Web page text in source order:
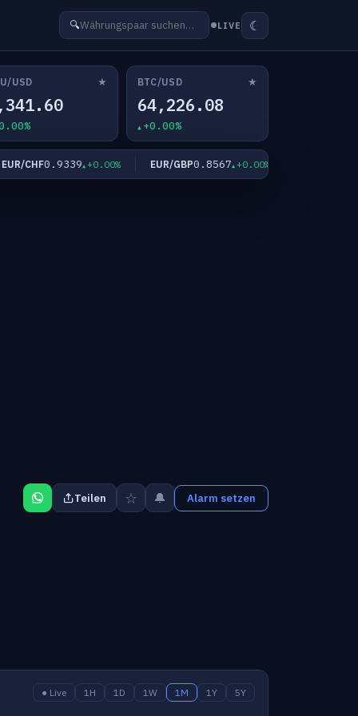
🔍 LIVE ☾
USD ★ BTC/USD ★
64,226.08
+0.00%
CHF0.9339 +0.00% EUR/GBP0.8567 +0.00%
Teilen ☆ 🔔 Alarm setzen
● Live 1H 1D 1W 1M 1Y 5Y